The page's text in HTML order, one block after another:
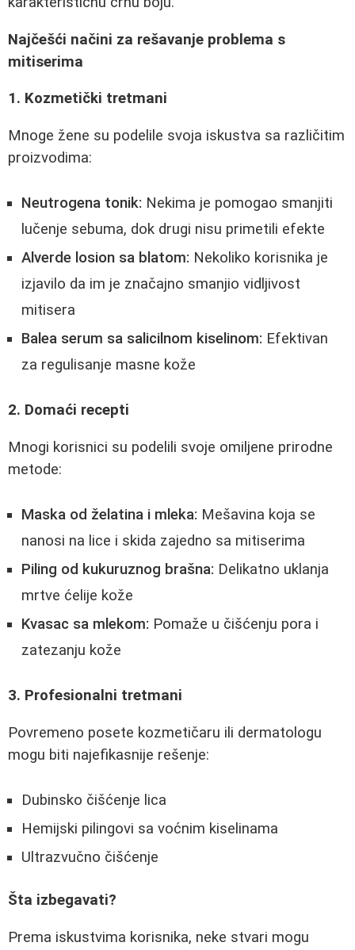
Najčešći načini za rešavanje problema s
mitiserima
1. Kozmetički tretmani
Mnoge žene su podelile svoja iskustva sa različitim
proizvodima:
Neutrogena tonik: Nekima je pomogao smanjiti
lučenje sebuma, dok drugi nisu primetili efekte
Alverde losion sa blatom: Nekoliko korisnika je
izjavilo da im je značajno smanjio vidljivost
mitisera
Balea serum sa salicilnom kiselinom: Efektivan
za regulisanje masne kože
2. Domaći recepti
Mnogi korisnici su podelili svoje omiljene prirodne
metode:
Maska od želatina i mleka: Mešavina koja se
nanosi na lice i skida zajedno sa mitiserima
Piling od kukuruznog brašna: Delikatno uklanja
mrtve ćelije kože
Kvasac sa mlekom: Pomaže u čišćenju pora i
zatezanju kože
3. Profesionalni tretmani
Povremeno posete kozmetičaru ili dermatologu
mogu biti najefikasnije rešenje:
Dubinsko čišćenje lica
Hemijski pilingovi sa voćnim kiselinama
Ultrazvučno čišćenje
Šta izbegavati?
Prema iskustvima korisnika, neke stvari mogu